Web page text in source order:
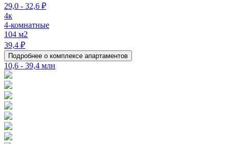
29,0 - 32,6 ₽
4к
4-комнатные
104 м2
39,4 ₽
Подробнее о комплексе апартаментов
10,6 - 39,4 млн